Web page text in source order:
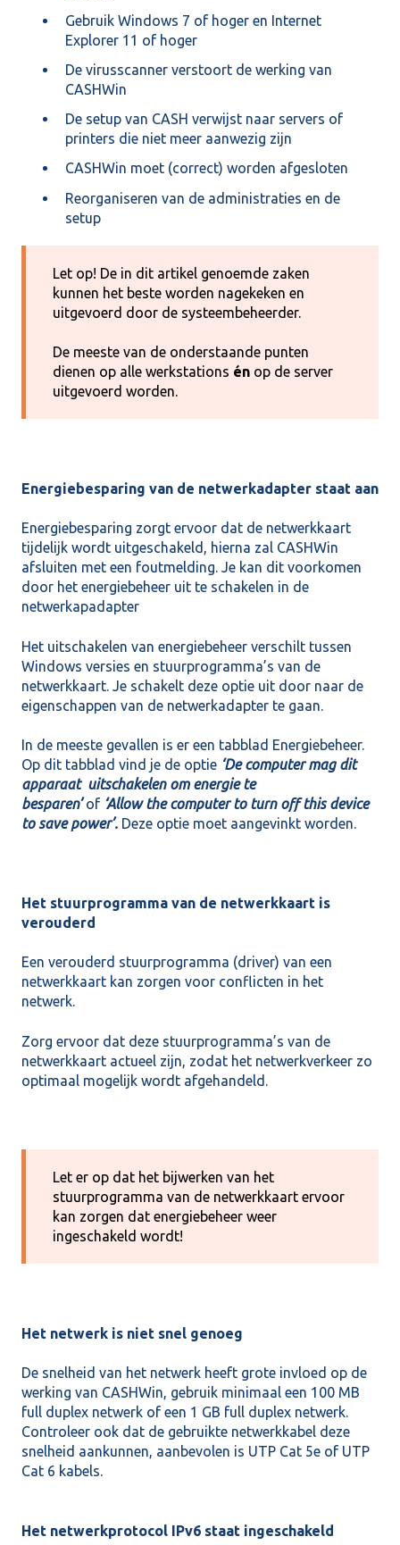
Gebruik Windows 7 of hoger en Internet
Explorer 11 of hoger
De virusscanner verstoort de werking van
CASHWin
De setup van CASH verwijst naar servers of
printers die niet meer aanwezig zijn
CASHWin moet (correct) worden afgesloten
Reorganiseren van de administraties en de
setup
Let op! De in dit artikel genoemde zaken
kunnen het beste worden nagekeken en
uitgevoerd door de systeembeheerder.
De meeste van de onderstaande punten
dienen op alle werkstations én op de server
uitgevoerd worden.
Energiebesparing van de netwerkadapter staat aan
Energiebesparing zorgt ervoor dat de netwerkkaart
tijdelijk wordt uitgeschakeld, hierna zal CASHWin
afsluiten met een foutmelding. Je kan dit voorkomen
door het energiebeheer uit te schakelen in de
netwerkapadapter
Het uitschakelen van energiebeheer verschilt tussen
Windows versies en stuurprogramma’s van de
netwerkkaart. Je schakelt deze optie uit door naar de
eigenschappen van de netwerkadapter te gaan.
In de meeste gevallen is er een tabblad Energiebeheer.
Op dit tabblad vind je de optie ‘De computer mag dit
apparaat uitschakelen om energie te
besparen’of ‘Allow the computer to turn off this device
to save power’. Deze optie moet aangevinkt worden.
Het stuurprogramma van de netwerkkaart is
verouderd
Een verouderd stuurprogramma (driver) van een
netwerkkaart kan zorgen voor conflicten in het
netwerk.
Zorg ervoor dat deze stuurprogramma’s van de
netwerkkaart actueel zijn, zodat het netwerkverkeer zo
optimaal mogelijk wordt afgehandeld.
Let er op dat het bijwerken van het
stuurprogramma van de netwerkkaart ervoor
kan zorgen dat energiebeheer weer
ingeschakeld wordt!
Het netwerk is niet snel genoeg
De snelheid van het netwerk heeft grote invloed op de
werking van CASHWin, gebruik minimaal een 100 MB
full duplex netwerk of een 1 GB full duplex netwerk.
Controleer ook dat de gebruikte netwerkkabel deze
snelheid aankunnen, aanbevolen is UTP Cat 5e of UTP
Cat 6 kabels.
Het netwerkprotocol IPv6 staat ingeschakeld